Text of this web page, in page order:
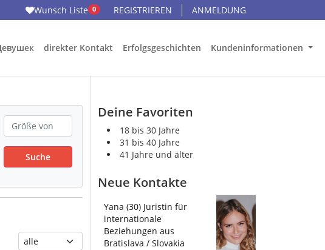
Wunsch Liste 0 REGISTRIEREN ANMELDUNG
direkter Kontakt Erfolgsgeschichten Kundeninformationen
Suche
Deine Favoriten
18 bis 30 Jahre
31 bis 40 Jahre
41 Jahre und älter
Neue Kontakte
Yana (30) Juristin für
internationale
Beziehungen aus
Bratislava / Slovakia